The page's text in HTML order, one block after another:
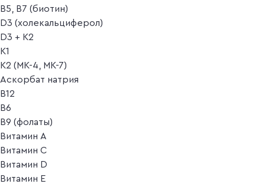
B5, B7 (биотин)
D3 (холекальциферол)
D3 + K2
K1
K2 (MK-4, MK-7)
Аскорбат натрия
В12
В6
В9 (фолаты)
Витамин A
Витамин C
Витамин D
Витамин E